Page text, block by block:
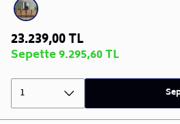
23.239,00 TL
Sepette 9.295,60 TL
1